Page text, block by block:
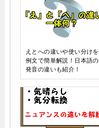
えとへの違いや使い分けを
例文で簡単解説！日本語の
発音の違いも紹介！